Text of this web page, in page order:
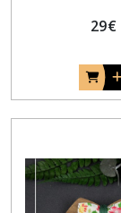
29€